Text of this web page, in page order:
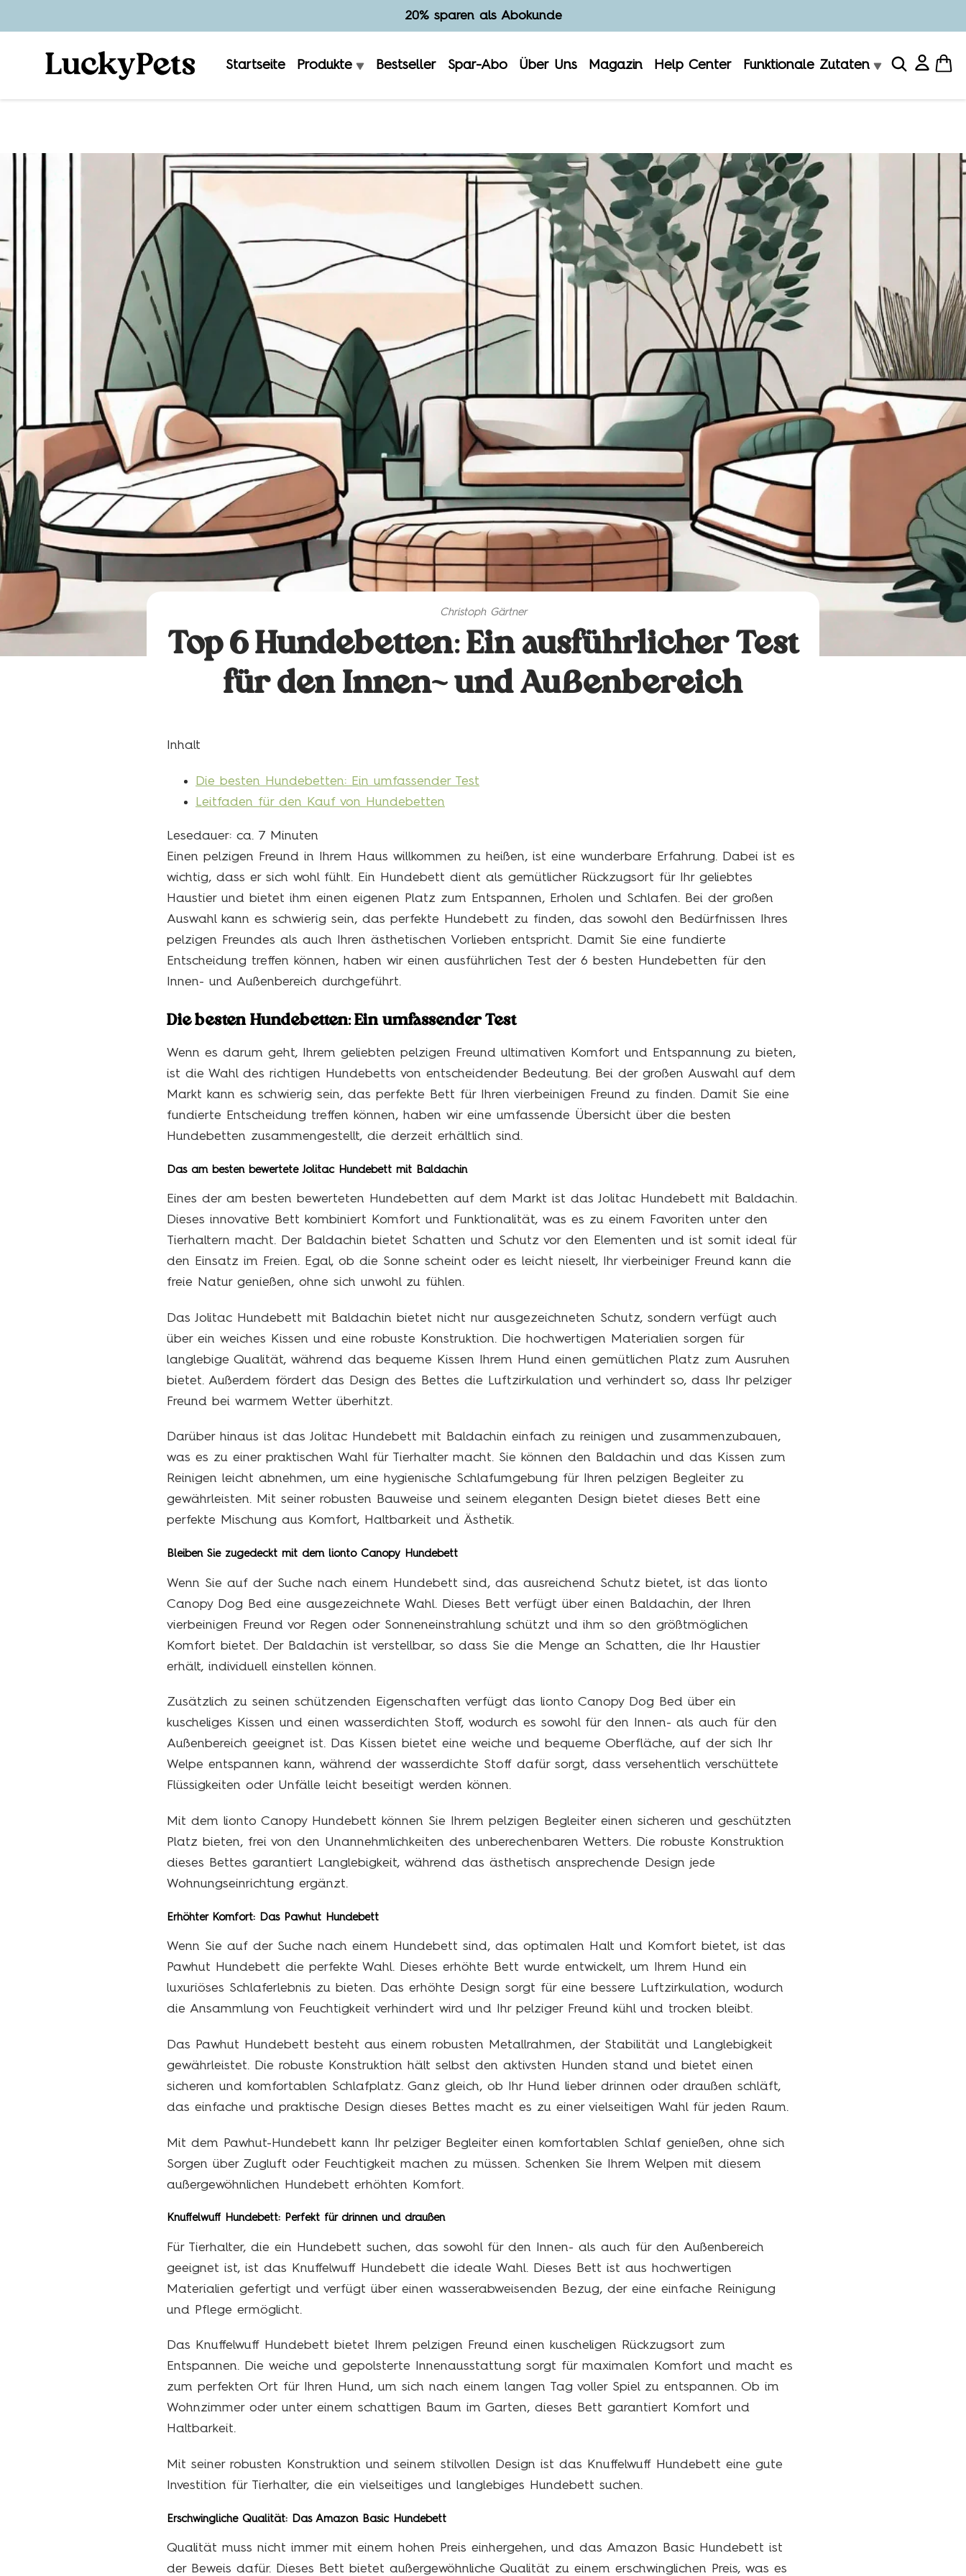
Hergestellt in Deutschland
Startseite Produkte Bestseller Spar-Abo Über Uns Magazin Help Center Funktionale Zutaten
Christoph Gärtner
Top 6 Hundebetten: Ein ausführlicher Test
für den Innen- und Außenbereich
Inhalt
Die besten Hundebetten: Ein umfassender Test
Leitfaden für den Kauf von Hundebetten
Lesedauer: ca. 7 Minuten
Einen pelzigen Freund in Ihrem Haus willkommen zu heißen, ist eine wunderbare Erfahrung. Dabei ist es
wichtig, dass er sich wohl fühlt. Ein Hundebett dient als gemütlicher Rückzugsort für Ihr geliebtes
Haustier und bietet ihm einen eigenen Platz zum Entspannen, Erholen und Schlafen. Bei der großen
Auswahl kann es schwierig sein, das perfekte Hundebett zu finden, das sowohl den Bedürfnissen Ihres
pelzigen Freundes als auch Ihren ästhetischen Vorlieben entspricht. Damit Sie eine fundierte
Entscheidung treffen können, haben wir einen ausführlichen Test der 6 besten Hundebetten für den
Innen- und Außenbereich durchgeführt.
Die besten Hundebetten: Ein umfassender Test
Wenn es darum geht, Ihrem geliebten pelzigen Freund ultimativen Komfort und Entspannung zu bieten,
ist die Wahl des richtigen Hundebetts von entscheidender Bedeutung. Bei der großen Auswahl auf dem
Markt kann es schwierig sein, das perfekte Bett für Ihren vierbeinigen Freund zu finden. Damit Sie eine
fundierte Entscheidung treffen können, haben wir eine umfassende Übersicht über die besten
Hundebetten zusammengestellt, die derzeit erhältlich sind.
Das am besten bewertete Jolitac Hundebett mit Baldachin
Eines der am besten bewerteten Hundebetten auf dem Markt ist das Jolitac Hundebett mit Baldachin.
Dieses innovative Bett kombiniert Komfort und Funktionalität, was es zu einem Favoriten unter den
Tierhaltern macht. Der Baldachin bietet Schatten und Schutz vor den Elementen und ist somit ideal für
den Einsatz im Freien. Egal, ob die Sonne scheint oder es leicht nieselt, Ihr vierbeiniger Freund kann die
freie Natur genießen, ohne sich unwohl zu fühlen.
Das Jolitac Hundebett mit Baldachin bietet nicht nur ausgezeichneten Schutz, sondern verfügt auch
über ein weiches Kissen und eine robuste Konstruktion. Die hochwertigen Materialien sorgen für
langlebige Qualität, während das bequeme Kissen Ihrem Hund einen gemütlichen Platz zum Ausruhen
bietet. Außerdem fördert das Design des Bettes die Luftzirkulation und verhindert so, dass Ihr pelziger
Freund bei warmem Wetter überhitzt.
Darüber hinaus ist das Jolitac Hundebett mit Baldachin einfach zu reinigen und zusammenzubauen,
was es zu einer praktischen Wahl für Tierhalter macht. Sie können den Baldachin und das Kissen zum
Reinigen leicht abnehmen, um eine hygienische Schlafumgebung für Ihren pelzigen Begleiter zu
gewährleisten. Mit seiner robusten Bauweise und seinem eleganten Design bietet dieses Bett eine
perfekte Mischung aus Komfort, Haltbarkeit und Ästhetik.
Bleiben Sie zugedeckt mit dem lionto Canopy Hundebett
Wenn Sie auf der Suche nach einem Hundebett sind, das ausreichend Schutz bietet, ist das lionto
Canopy Dog Bed eine ausgezeichnete Wahl. Dieses Bett verfügt über einen Baldachin, der Ihren
vierbeinigen Freund vor Regen oder Sonneneinstrahlung schützt und ihm so den größtmöglichen
Komfort bietet. Der Baldachin ist verstellbar, so dass Sie die Menge an Schatten, die Ihr Haustier
erhält, individuell einstellen können.
Zusätzlich zu seinen schützenden Eigenschaften verfügt das lionto Canopy Dog Bed über ein
kuscheliges Kissen und einen wasserdichten Stoff, wodurch es sowohl für den Innen- als auch für den
Außenbereich geeignet ist. Das Kissen bietet eine weiche und bequeme Oberfläche, auf der sich Ihr
Welpe entspannen kann, während der wasserdichte Stoff dafür sorgt, dass versehentlich verschüttete
Flüssigkeiten oder Unfälle leicht beseitigt werden können.
Mit dem lionto Canopy Hundebett können Sie Ihrem pelzigen Begleiter einen sicheren und geschützten
Platz bieten, frei von den Unannehmlichkeiten des unberechenbaren Wetters. Die robuste Konstruktion
dieses Bettes garantiert Langlebigkeit, während das ästhetisch ansprechende Design jede
Wohnungseinrichtung ergänzt.
Erhöhter Komfort: Das Pawhut Hundebett
Wenn Sie auf der Suche nach einem Hundebett sind, das optimalen Halt und Komfort bietet, ist das
Pawhut Hundebett die perfekte Wahl. Dieses erhöhte Bett wurde entwickelt, um Ihrem Hund ein
luxuriöses Schlaferlebnis zu bieten. Das erhöhte Design sorgt für eine bessere Luftzirkulation, wodurch
die Ansammlung von Feuchtigkeit verhindert wird und Ihr pelziger Freund kühl und trocken bleibt.
Das Pawhut Hundebett besteht aus einem robusten Metallrahmen, der Stabilität und Langlebigkeit
gewährleistet. Die robuste Konstruktion hält selbst den aktivsten Hunden stand und bietet einen
sicheren und komfortablen Schlafplatz. Ganz gleich, ob Ihr Hund lieber drinnen oder draußen schläft,
das einfache und praktische Design dieses Bettes macht es zu einer vielseitigen Wahl für jeden Raum.
Mit dem Pawhut-Hundebett kann Ihr pelziger Begleiter einen komfortablen Schlaf genießen, ohne sich
Sorgen über Zugluft oder Feuchtigkeit machen zu müssen. Schenken Sie Ihrem Welpen mit diesem
außergewöhnlichen Hundebett erhöhten Komfort.
Knuffelwuff Hundebett: Perfekt für drinnen und draußen
Für Tierhalter, die ein Hundebett suchen, das sowohl für den Innen- als auch für den Außenbereich
geeignet ist, ist das Knuffelwuff Hundebett die ideale Wahl. Dieses Bett ist aus hochwertigen
Materialien gefertigt und verfügt über einen wasserabweisenden Bezug, der eine einfache Reinigung
und Pflege ermöglicht.
Das Knuffelwuff Hundebett bietet Ihrem pelzigen Freund einen kuscheligen Rückzugsort zum
Entspannen. Die weiche und gepolsterte Innenausstattung sorgt für maximalen Komfort und macht es
zum perfekten Ort für Ihren Hund, um sich nach einem langen Tag voller Spiel zu entspannen. Ob im
Wohnzimmer oder unter einem schattigen Baum im Garten, dieses Bett garantiert Komfort und
Haltbarkeit.
Mit seiner robusten Konstruktion und seinem stilvollen Design ist das Knuffelwuff Hundebett eine gute
Investition für Tierhalter, die ein vielseitiges und langlebiges Hundebett suchen.
Erschwingliche Qualität: Das Amazon Basic Hundebett
Qualität muss nicht immer mit einem hohen Preis einhergehen, und das Amazon Basic Hundebett ist
der Beweis dafür. Dieses Bett bietet außergewöhnliche Qualität zu einem erschwinglichen Preis, was es